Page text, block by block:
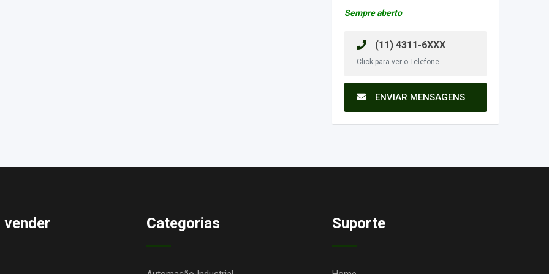
Sempre aberto
(11) 4311-6XXX
Click para ver o Telefone
ENVIAR MENSAGENS
vender Categorias Suporte